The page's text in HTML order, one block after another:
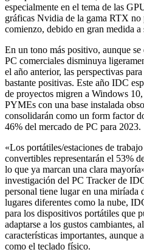
especialmente en el tema de las
gráficas Nvidia de la gama RTX no
comienzo, debido en gran medida a
En un tono más positivo, aunque se
PC comerciales disminuya
el año anterior, las perspectivas
bastante positivas. Este año IDC
de proyectos migren a Windows
PYMEs con una base instalada
consolidarán como un form factor
46% del mercado de PC para 2023.
«Los portátiles/estaciones de
convertibles representarán el 53%
lo que ya marcan una clara
investigación del PC Tracker de
personal tiene lugar en una miríada
lugares diferentes como la nube,
para los dispositivos portátiles que
adaptarse a los gustos cambiantes,
características importantes, aunque
como el teclado físico.